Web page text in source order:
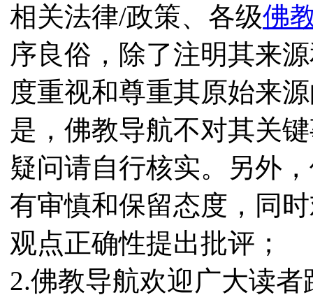
相关法律/政策、各级佛
序良俗，除了注明其来
度重视和尊重其原始来
是，佛教导航不对其关
疑问请自行核实。另外
有审慎和保留态度，同
观点正确性提出批评；
2.佛教导航欢迎广大读